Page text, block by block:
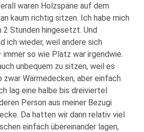
waren Holzspäne auf dem
kaum richtig sitzen. Ich habe mich
2 Stunden hingesetzt. Und
ich wieder, weil andere sich
so wie Platz war irgendwie.
unbequem zu sitzen, weil es
zwar Wärmedecken, aber einfach
lag eine halbe bis dreiviertel
Person aus meiner Bezugi
Da hatten wir dann relativ viel
einfach übereinander lagen,